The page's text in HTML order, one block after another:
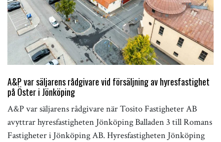
A&P var säljarens rådgivare vid försäljning av hyresfastighet
på Öster i Jönköping
A&P var säljarens rådgivare när Tosito Fastigheter AB
avyttrar hyresfastigheten Jönköping Balladen 3 till Romans
Fastigheter i Jönköping AB. Hyresfastigheten Jönköping